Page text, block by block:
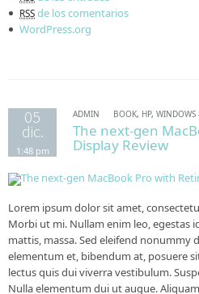
RSSde los comentarios
WordPress.org
05
dic.
1:48 pm
ADMIN BOOK, HP, WINDOWS
The next-gen
Display Review
Lorem ipsum dolor sit amet,
Morbi ut mi. Nullam enim leo, egestas
mattis, massa. Sed eleifend nonummy
elementum et, bibendum at, posuere
lectus quis dui viverra vestibulum.
Nulla elementum dui ut augue.